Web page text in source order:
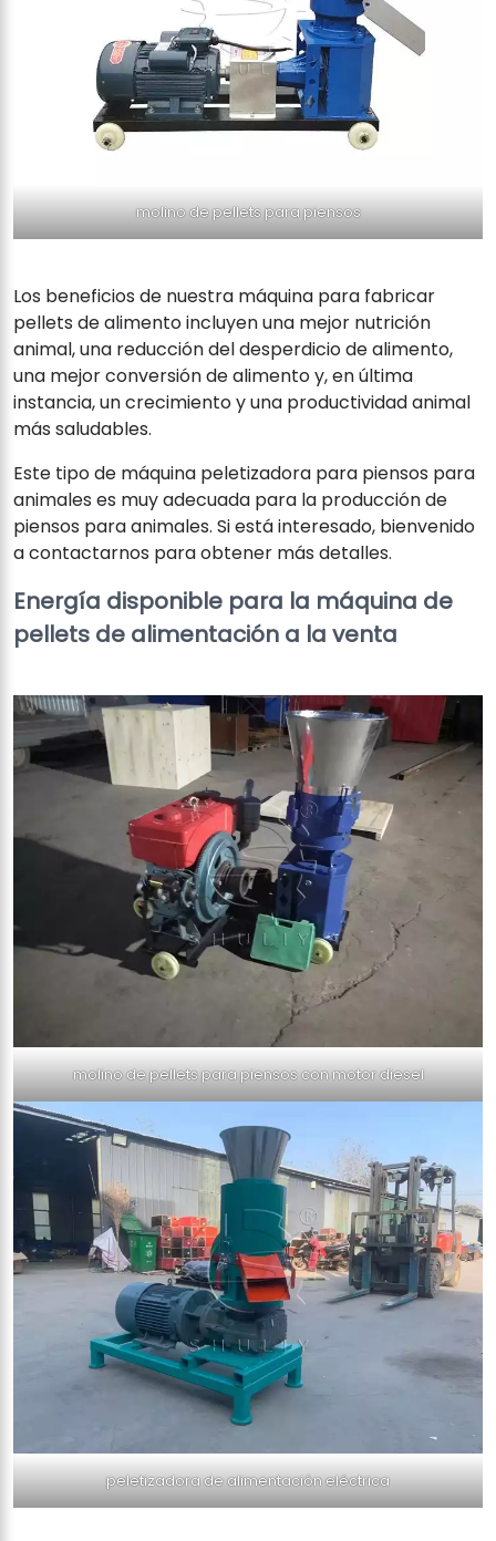
molino de pellets para piensos
Los beneficios de nuestra máquina para fabricar
pellets de alimento incluyen una mejor nutrición
animal, una reducción del desperdicio de alimento,
una mejor conversión de alimento y, en última
instancia, un crecimiento y una productividad animal
más saludables.
Este tipo de máquina peletizadora para piensos para
animales es muy adecuada para la producción de
piensos para animales. Si está interesado, bienvenido
a contactarnos para obtener más detalles.
Energía disponible para la máquina de
pellets de alimentación a la venta
molino de pellets para piensos con motor diesel
peletizadora de alimentación eléctrica